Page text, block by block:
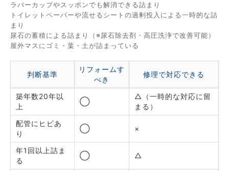
ラバーカップやスッポンでも解消できる詰まり
トイレットペーパーや流せるシートの過剰投入による一時的な詰
まり
尿石の蓄積による詰まり（※尿石除去剤・高圧洗浄で改善可能）
屋外マスにゴミ・葉・土が詰まっている
判断基準
リフォームす
べき
修理で対応できる
築年数20年以
上
◯
△（一時的な対応に留
まる）
配管にヒビあ
り
◯ ×
年1回以上詰ま
る
◯ △